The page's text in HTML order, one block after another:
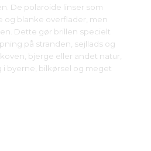
De polaroide linser som
og blanke overflader, men
Dette gør brillen specielt
på stranden, sejllads og
bjerge eller andet natur,
byerne, bilkørsel og meget